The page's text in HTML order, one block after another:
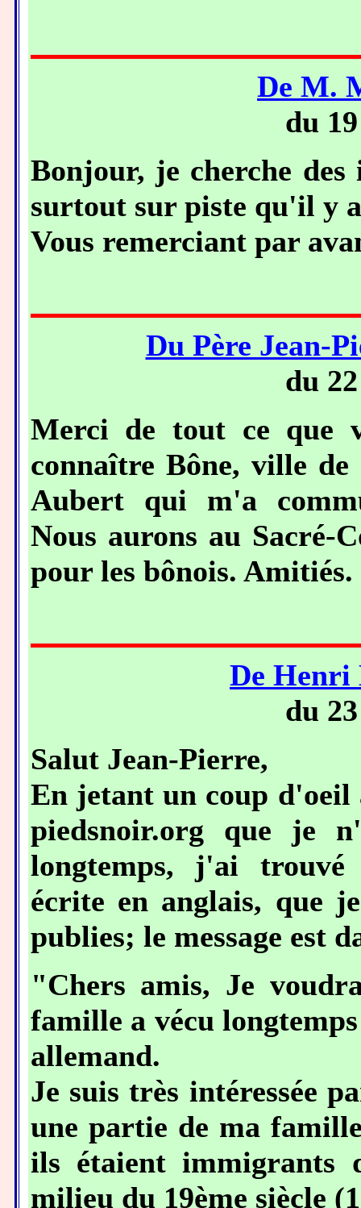
De M.
du
Bonjour, je cherche des
surtout sur piste qu'il y
Vous remerciant par
Du Père Jean-
du
Merci de tout ce que
connaître Bône, ville
Aubert qui m'a
Nous aurons au Sacré-
pour les bônois.
De
du
Salut Jean-Pierre,
En jetant un coup d'oeil
piedsnoir.org que je
longtemps, j'ai trouvé
écrite en anglais, que
publies; le message est
"Chers amis, Je
famille a vécu
allemand.
Je suis très intéressée
une partie de ma
ils étaient immigrants
milieu du 19ème siècle